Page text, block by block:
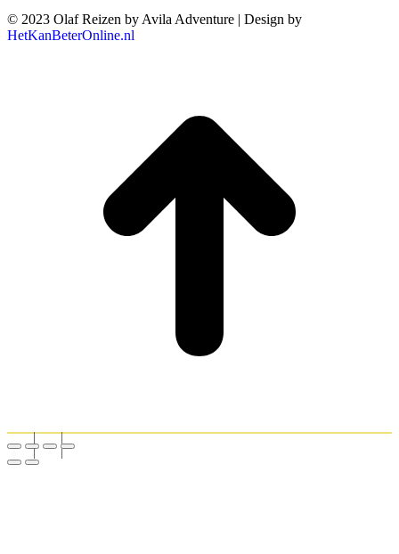
© 2023 Olaf Reizen by Avila Adventure | Design by
HetKanBeterOnline.nl